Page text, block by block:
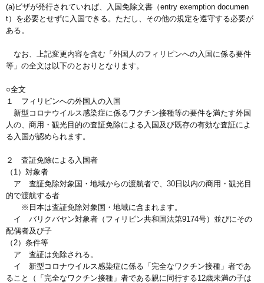
(a)ビザが発行されていれば、入国免除文書（entry exemption documen
t）を必要とせずに入国できる。ただし、その他の規定を遵守する必要が
ある。
なお、上記変更内容を含む「外国人のフィリピンへの入国に係る要件
等」の全文は以下のとおりとなります。
○全文
１ フィリピンへの外国人の入国
新型コロナウイルス感染症に係るワクチン接種等の要件を満たす外国
人の、商用・観光目的の査証免除による入国及び既存の有効な査証によ
る入国が認められます。
２ 査証免除による入国者
（1）対象者
ア 査証免除対象国・地域からの渡航者で、30日以内の商用・観光目
的で渡航する者
※日本は査証免除対象国・地域に含まれます。
イ バリクバヤン対象者（フィリピン共和国法第9174号）並びにその
配偶者及び子
（2）条件等
ア 査証は免除される。
イ 新型コロナウイルス感染症に係る「完全なワクチン接種」者であ
ること（「完全なワクチン接種」者である親に同行する12歳未満の子は